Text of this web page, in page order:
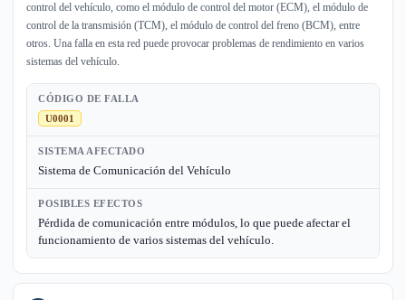
control del vehículo, como el módulo de control del motor (ECM), el módulo de
control de la transmisión (TCM), el módulo de control del freno (BCM), entre
otros. Una falla en esta red puede provocar problemas de rendimiento en varios
sistemas del vehículo.
CÓDIGO DE FALLA
U0001
SISTEMA AFECTADO
Sistema de Comunicación del Vehículo
POSIBLES EFECTOS
Pérdida de comunicación entre módulos, lo que puede afectar el
funcionamiento de varios sistemas del vehículo.